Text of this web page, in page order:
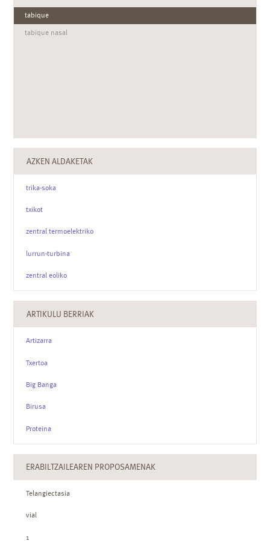
tabique
tabique nasal
AZKEN ALDAKETAK
trika-soka
txikot
zentral termoelektriko
lurrun-turbina
zentral eoliko
ARTIKULU BERRIAK
Artizarra
Txertoa
Big Banga
Birusa
Proteina
ERABILTZAILEAREN PROPOSAMENAK
Telangiectasia
vial
1